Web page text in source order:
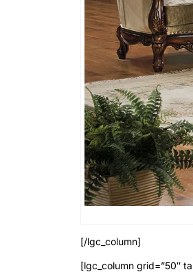
[/lgc_column]
[lgc_column grid=”50″